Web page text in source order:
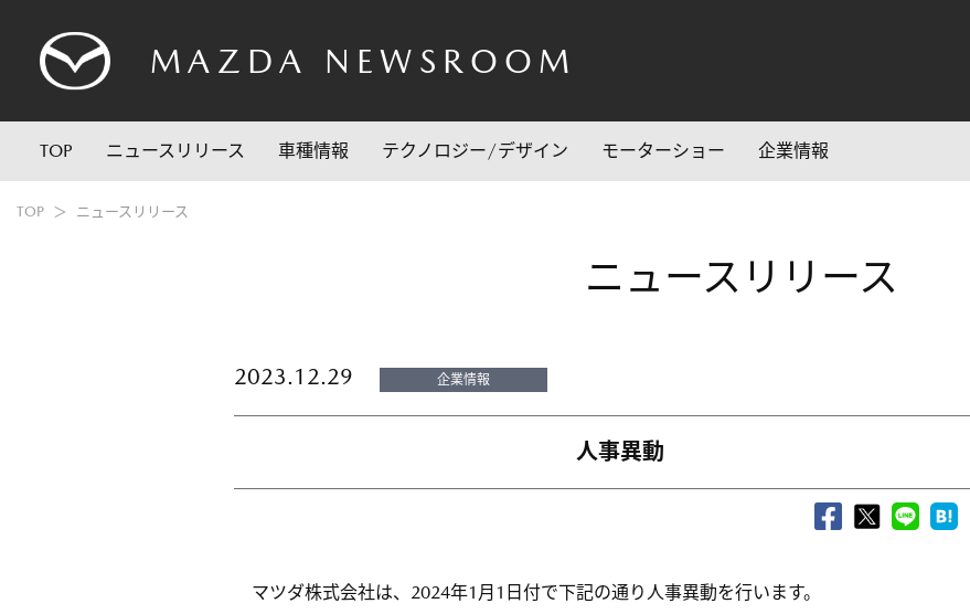
MAZDA NEWSROOM
TOP ニュースリリース 車種情報 テクノロジー/デザイン モーターショー 企業情報
TOP ニュースリリース
ニュースリリース
2023.12.29 企業情報
人事異動
マツダ株式会社は、2024年1月1日付で下記の通り人事異動を行います。